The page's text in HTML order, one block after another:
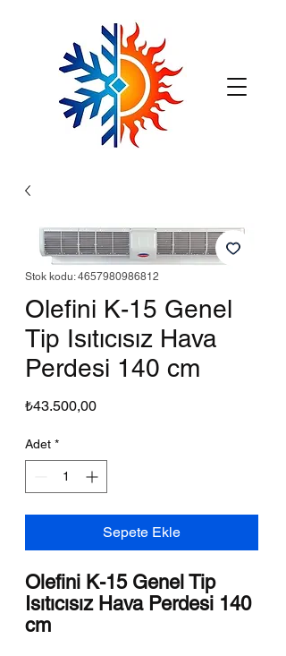
Stok kodu: 4657980986812
Olefini K-15 Genel
Tip Isıtıcısız Hava
Perdesi 140 cm
₺43.500,00Fiyat
Adet *
Sepete Ekle
Olefini K-15 Genel Tip
Isıtıcısız Hava Perdesi 140
cm